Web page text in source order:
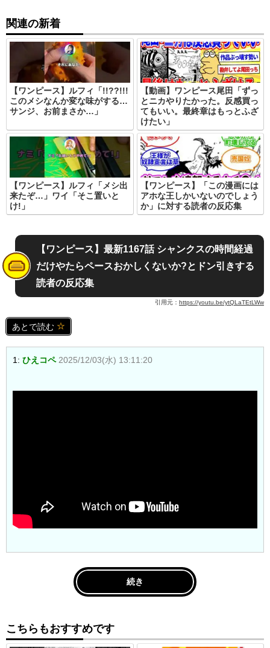
関連の新着
【ワンピース】ルフィ「!!??!!!
このメシなんか変な味がする…
サンジ、お前まさか…」
【動画】ワンピース尾田「ずっ
とニカやりたかった。反感買っ
てもいい。最終章はもっとふざ
けたい」
【ワンピース】ルフィ「メシ出
来たぞ…」ワイ「そこ置いと
け!」
【ワンピース】「この漫画には
アホな王しかいないのでしょう
か」に対する読者の反応集
【ワンピース】最新1167話 シャンクスの時間経過
だけやたらペースおかしくないか?とドン引きする
読者の反応集
引用元： https://youtu.be/ytQLaTEtLWw
あとで読む
1: ひえコペ 2025/12/03(水) 13:11:20
続き
こちらもおすすめです